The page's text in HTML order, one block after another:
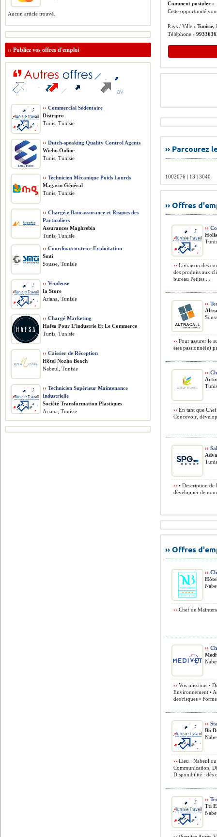
Comment postuler :
Cette opportunité
Pays / Ville ›Tunisie,
Téléphone ›
››
1002076 | 13 | 3040
›› Offres
››
›› Livraison des
des produits aux
bureau Petites ...
››
›› Pour assurer le
êtes passionné(e)
››
›› En tant que
Concevoir,
››
›› • Description de
développer de
›› Offres
››
›› Chef de
››
›› Vos missions •
Environnement •
des risques •
››
Bo
›› Lieu : Nabeul
Communication,
Disponibilité : dès
››
Tti
Aucun article trouvé.
››Publiez vos offres d'emploi
›› Commercial Sédentaire
Distripro
Tunis, Tunisie
›› Dutch-speaking Quality Control Agents
Wiehu Online
Tunis, Tunisie
›› Technicien Mécanique Poids Lourds
Magasin Général
Tunis, Tunisie
›› Chargé.e Bancassurance et Risques des
Particuliers
Assurances Maghrebia
Tunis, Tunisie
›› Coordinateur.trice Exploitation
Smti
Sousse, Tunisie
›› Vendeuse
Ia Store
Ariana, Tunisie
›› Chargé Marketing
Hafsa Pour L’industrie Et Le Commerce
Tunis, Tunisie
›› Caissier de Réception
Hôtel Nozha Beach
Nabeul, Tunisie
›› Technicien Supérieur Maintenance
Industrielle
Société Transformation Plastiques
Ariana, Tunisie